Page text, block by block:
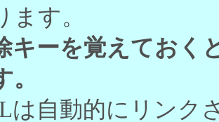
ます。
キーを覚えておく
。
は自動的にリンク